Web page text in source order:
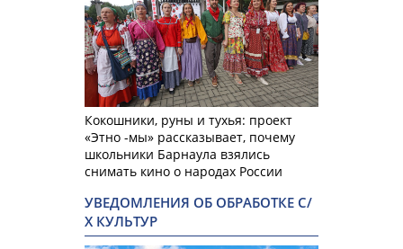
Кокошники, руны и тухья: проект
«Этно -мы» рассказывает, почему
школьники Барнаула взялись
снимать кино о народах России
УВЕДОМЛЕНИЯ ОБ ОБРАБОТКЕ С/
Х КУЛЬТУР